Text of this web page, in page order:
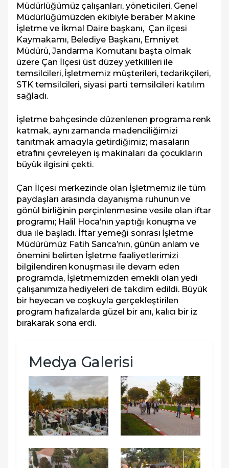
Müdürlüğümüz çalışanları, yöneticileri, Genel
Müdürlüğümüzden ekibiyle beraber Makine
İşletme ve İkmal Daire başkanı, Çan ilçesi
Kaymakamı, Belediye Başkanı, Emniyet
Müdürü, Jandarma Komutanı başta olmak
üzere Çan İlçesi üst düzey yetkilileri ile
temsilcileri, İşletmemiz müşterileri, tedarikçileri,
STK temsilcileri, siyasi parti temsilcileri katılım
sağladı.
İşletme bahçesinde düzenlenen programa renk
katmak, aynı zamanda madenciliğimizi
tanıtmak amacıyla getirdiğimiz; masaların
etrafını çevreleyen iş makinaları da çocukların
büyük ilgisini çekti.
Çan İlçesi merkezinde olan İşletmemiz ile tüm
paydaşları arasında dayanışma ruhunun ve
gönül birliğinin perçinlenmesine vesile olan iftar
programı; Halil Hoca’nın yaptığı konuşma ve
dua ile başladı. İftar yemeği sonrası İşletme
Müdürümüz Fatih Sarıca’nın, günün anlam ve
önemini belirten İşletme faaliyetlerimizi
bilgilendiren konuşması ile devam eden
programda, İşletmemizden emekli olan yedi
çalışanımıza hediyeleri de takdim edildi. Büyük
bir heyecan ve coşkuyla gerçekleştirilen
program hafızalarda güzel bir anı, kalıcı bir iz
bırakarak sona erdi.
Medya Galerisi